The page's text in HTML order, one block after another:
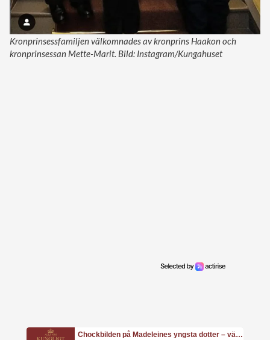
Kronprinsessfamiljen välkomnades av kronprins Haakon och
kronprinsessan Mette-Marit. Bild: Instagram/Kungahuset